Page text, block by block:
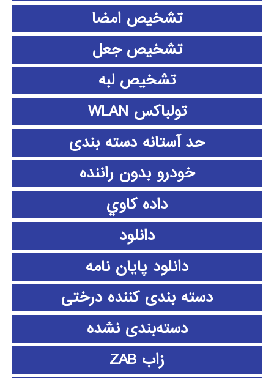
تشخیص امضا
تشخیص جعل
تشخیص لبه
تولباکس WLAN
حد آستانه دسته بندی
خودرو بدون راننده
داده كاوي
دانلود
دانلود پايان نامه
دسته بندی کننده درختی
دسته‌بندی نشده
زاب ZAB